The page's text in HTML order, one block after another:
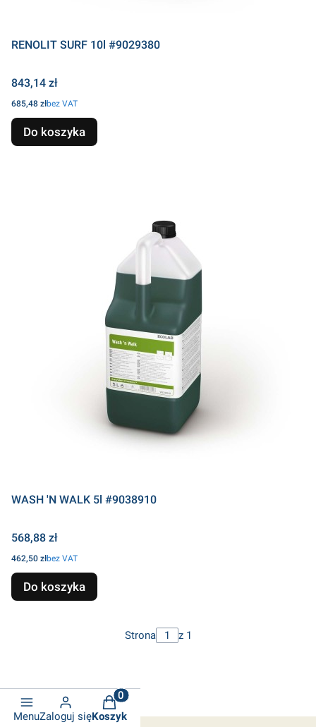
RENOLIT SURF 10l #9029380
Cena
843,14 zł
Cena
685,48 złbez VAT
Do koszyka
WASH 'N WALK 5l #9038910
Cena
568,88 zł
Cena
462,50 złbez VAT
Do koszyka
Strona z 1
MenuZaloguj się
Produkty w koszyku: 0. Zobacz
Koszyk